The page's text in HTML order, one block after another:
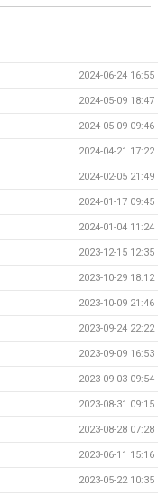
2024-06-24 16:55
2024-05-09 18:47
2024-05-09 09:46
2024-04-21 17:22
2024-02-05 21:49
2024-01-17 09:45
2024-01-04 11:24
2023-12-15 12:35
2023-10-29 18:12
2023-10-09 21:46
2023-09-24 22:22
2023-09-09 16:53
2023-09-03 09:54
2023-08-31 09:15
2023-08-28 07:28
2023-06-11 15:16
2023-05-22 10:35